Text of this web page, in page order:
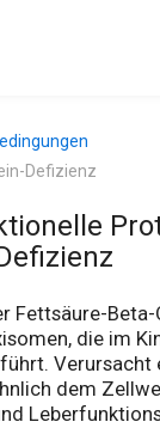
Defizienz
Fettsäure-Beta-
die im
Verursacht
dem